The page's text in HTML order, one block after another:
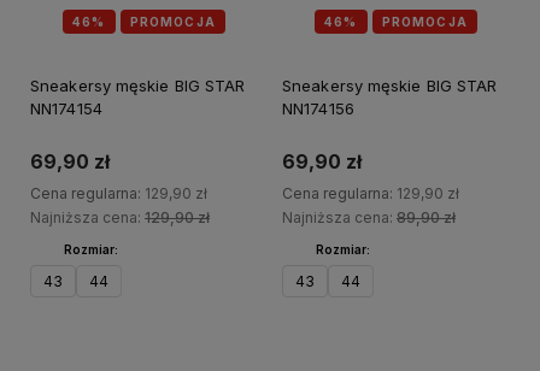
46% PROMOCJA
Sneakersy męskie BIG STAR
NN174154
69,90 zł
Cena regularna: 129,90 zł
Najniższa cena: 129,90 zł
Rozmiar:
43 44
46% PROMOCJA
Sneakersy męskie BIG STAR
NN174156
69,90 zł
Cena regularna: 129,90 zł
Najniższa cena: 89,90 zł
Rozmiar:
43 44